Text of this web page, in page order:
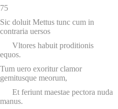
75
Sic doluit Mettus tunc cum in
contraria uersos
Vltores habuit proditionis
equos.
Tum uero exoritur clamor
gemitusque meorum,
Et feriunt maestae pectora nuda
manus.